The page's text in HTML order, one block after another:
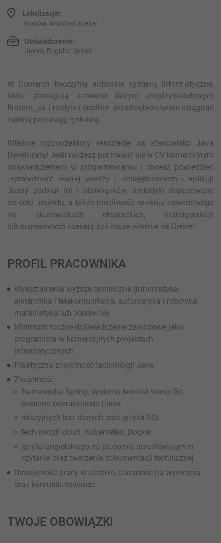
Lokalizacje:
Kraków, Wrocław, Kielce
Doświadczenie:
Junior, Regular, Senior
W Comarch tworzymy autorskie systemy informatyczne,
które pomagają zarówno dużym międzynarodowym
firmom, jak i małym i średnim przedsiębiorstwom osiągnąć
istotną przewagę rynkową.
Właśnie rozpoczęliśmy rekrutację na stanowisko Java
Developera! Jeśli możesz pochwalić się w CV komercyjnym
doświadczeniem w programowaniu i chcesz powiedzieć
„sprawdzam” swojej wiedzy i umiejętnościom - aplikuj!
Jasny podział ról i obowiązków, metodyki dopasowane
do celu projektu, a także możliwość rozwoju zawodowego
na stanowiskach eksperckich, managerskich
lub biznesowych czekają być może właśnie na Ciebie!
PROFIL PRACOWNIKA
Wykształcenie wyższe techniczne (informatyka,
elektronika i telekomunikacja, automatyka i robotyka,
matematyka lub pokrewne)
Minimum roczne doświadczenie zawodowe jako
programista w komercyjnych projektach
informatycznych
Praktyczna znajomość technologii Java
Znajomość:
frameworka Spring, systemu kontroli wersji Git,
systemu operacyjnego Linux
relacyjnych baz danych oraz języka SQL
technologii cloud: Kubernetes, Docker
języka angielskiego na poziomie umożliwiającym
czytanie oraz tworzenie dokumentacji technicznej
Umiejętność pracy w zespole, otwartość na wyzwania
oraz komunikatywność
TWOJE OBOWIĄZKI